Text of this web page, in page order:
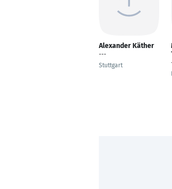
Alexander Käther
---
Stuttgart